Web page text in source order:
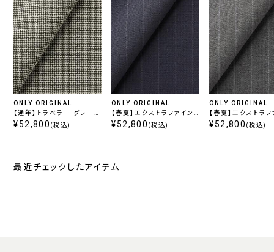
ONLY ORIGINAL
【通年】トラベラー グレー千
鳥
¥52,800 (税込)
ONLY ORIGINAL
【春夏】エクストラファイン
ウール ネイビーストライプ
¥52,800 (税込)
ONLY ORIGINAL
【春夏】エクストラ
ウール グレーストラ
¥52,800 (税込)
最近チェックしたアイテム